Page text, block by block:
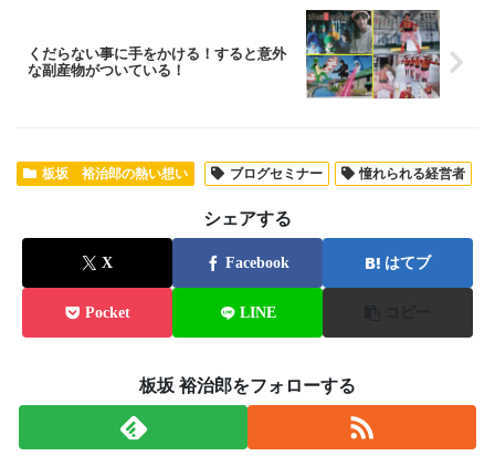
くだらない事に手をかける！すると意外
な副産物がついている！
板坂 裕治郎の熱い想い ブログセミナー 憧れられる経営者
シェアする
X Facebook はてブ
Pocket LINE
板坂 裕治郎をフォローする